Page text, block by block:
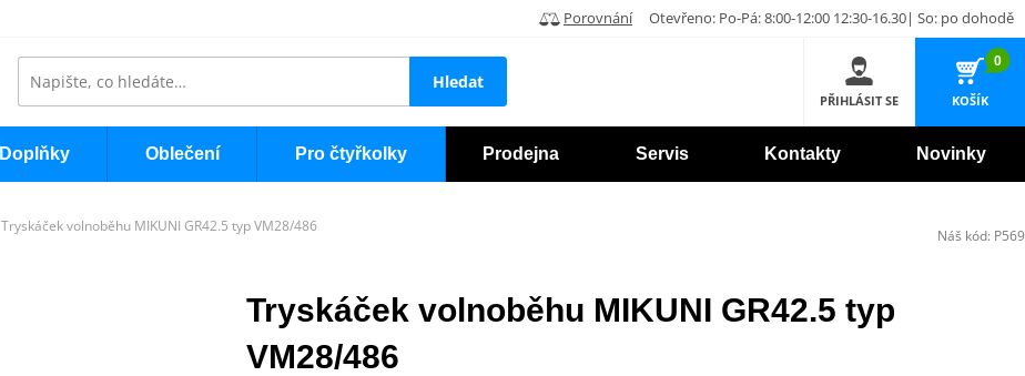
Porovnání Otevřeno: Po-Pá: 8:00-12:00 12:30-16.30| So: po dohodě
Hledat
PŘIHLÁSIT SE
0
KOŠÍK
Doplňky Oblečení Pro čtyřkolky Prodejna Servis Kontakty Novinky
Tryskáček volnoběhu MIKUNI GR42.5 typ VM28/486
Tryskáček volnoběhu MIKUNI GR42.5 typ
VM28/486
Náš kód: P569